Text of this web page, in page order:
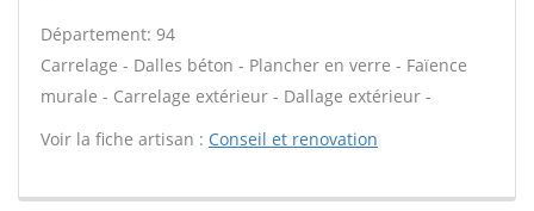
Département: 94
Carrelage - Dalles béton - Plancher en verre - Faïence
murale - Carrelage extérieur - Dallage extérieur -
Voir la fiche artisan : Conseil et renovation